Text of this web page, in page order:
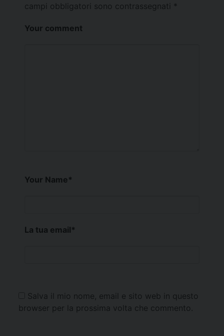
campi obbligatori sono contrassegnati *
Your comment
Your Name*
La tua email*
Salva il mio nome, email e sito web in questo
browser per la prossima volta che commento.